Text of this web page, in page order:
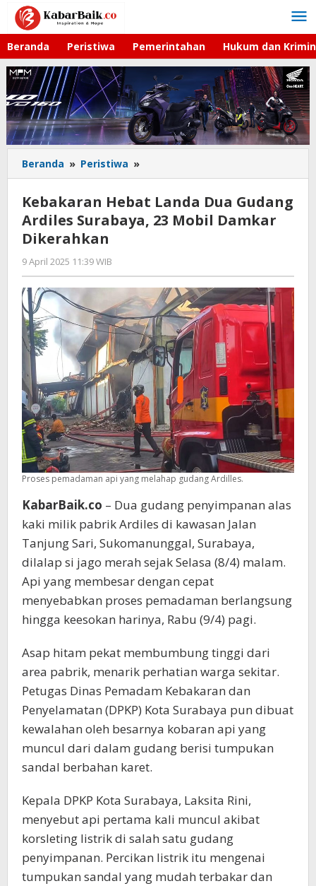
Lewati
konten
Beranda Peristiwa Pemerintahan Hukum dan
Beranda » Peristiwa »
Hebat
Dua
Gudang
Damkar
Dikerahkan
Kebakaran Hebat Landa Dua Gudang
Ardiles Surabaya, 23 Mobil Damkar
Dikerahkan
9 April 2025 11:39 WIB
Gagah
Saputra
Proses pemadaman api yang melahap gudang Ardilles.
KabarBaik.co – Dua gudang penyimpanan alas
kaki milik pabrik Ardiles di kawasan Jalan
Tanjung Sari, Sukomanunggal, Surabaya,
dilalap si jago merah sejak Selasa (8/4) malam.
Api yang membesar dengan cepat
menyebabkan proses pemadaman berlangsung
hingga keesokan harinya, Rabu (9/4) pagi.
Asap hitam pekat membumbung tinggi dari
area pabrik, menarik perhatian warga sekitar.
Petugas Dinas Pemadam Kebakaran dan
Penyelamatan (DPKP) Kota Surabaya pun dibuat
kewalahan oleh besarnya kobaran api yang
muncul dari dalam gudang berisi tumpukan
sandal berbahan karet.
Kepala DPKP Kota Surabaya, Laksita Rini,
menyebut api pertama kali muncul akibat
korsleting listrik di salah satu gudang
penyimpanan. Percikan listrik itu mengenai
tumpukan sandal yang mudah terbakar dan